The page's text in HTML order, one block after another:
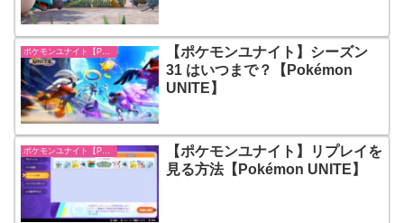
【ポケモンユナイト】シーズン
31 はいつまで？【Pokémon
UNITE】
【ポケモンユナイト】リプレイを
見る方法【Pokémon UNITE】